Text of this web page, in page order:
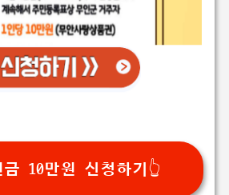
금 10만원 신청하기👆